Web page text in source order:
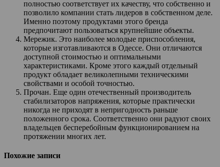
полностью соответствует их качеству, что собственно и
позволило компании стать лидеров в собственном деле.
Именно поэтому продуктами этого бренда
предпочитают пользоваться крупнейшие объекты.
Мережик. Это наиболее молодые приспособления,
которые изготавливаются в Одессе. Они отличаются
доступной стоимостью и оптимальными
характеристиками. Кроме этого каждый отдельный
продукт обладает великолепными техническими
свойствами и особой точностью.
Прочан. Еще один отечественный производитель
стабилизаторов напряжения, которые практически
никогда не приходят в непригодность раньше
положенного срока. Соответственно они радуют своих
владельцев бесперебойным функционированием на
протяжении многих лет.
Похожие записи